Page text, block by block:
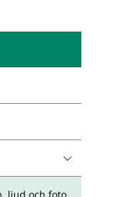
ljud och foto